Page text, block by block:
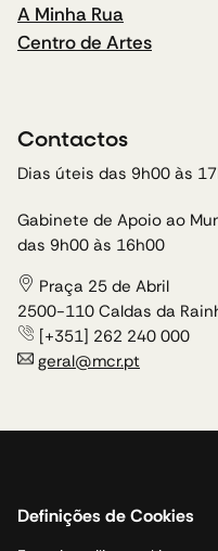
Definições de Cookies
A Minha Rua
Centro de Artes
Contactos
Dias úteis das 9h00 às
Gabinete de Apoio ao
das 9h00 às 16h00
Praça 25 de Abril
2500-110 Caldas da
[+351] 262 240 000
geral@mcr.pt
Acessibilidade